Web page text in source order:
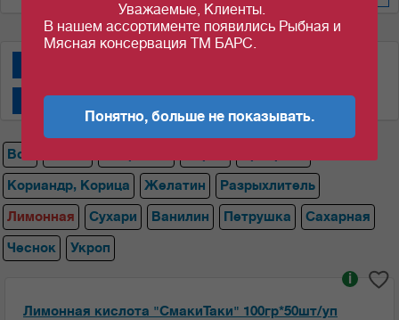
Специи "Спецаромат"
Все
Кориандр, Корица
Желатин
Разрыхлитель
Лимонная
Сухари Ванилин Петрушка
Сахарная
Чеснок
Укроп
Лимонная кислота "СмакиТаки" 100гр*50шт/уп
i
Уважаемые, Клиенты.
В нашем ассортименте появились Рыбная и
Мясная консервация ТМ БАРС.
Понятно, больше не показывать.